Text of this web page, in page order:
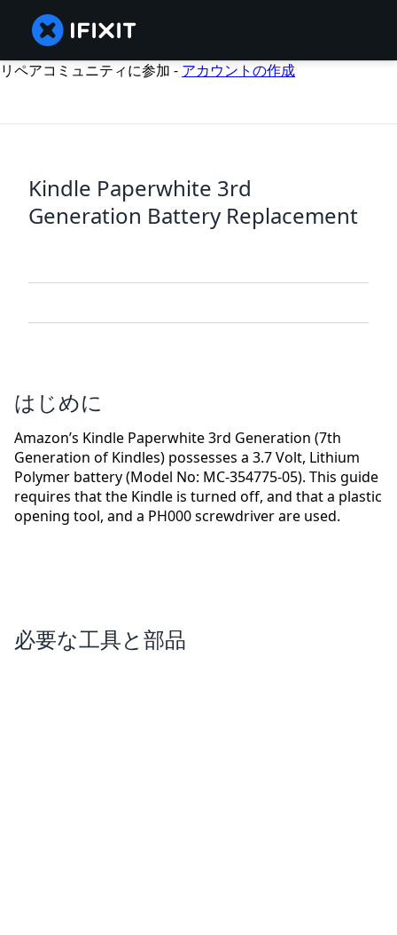
リペアコミュニティに参加 - アカウントの作成
Kindle Paperwhite 3rd
Generation Battery Replacement
はじめに
Amazon’s Kindle Paperwhite 3rd Generation (7th
Generation of Kindles) possesses a 3.7 Volt, Lithium
Polymer battery (Model No: MC-354775-05). This guide
requires that the Kindle is turned off, and that a plastic
opening tool, and a PH000 screwdriver are used.
必要な工具と部品